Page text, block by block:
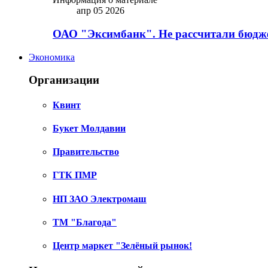
апр 05 2026
ОАО "Эксимбанк". Не рассчитали
Экономика
Организации
Квинт
Букет Молдавии
Правительство
ГТК ПМР
НП ЗАО Электромаш
ТМ "Благода"
Центр маркет "Зелёный рынок!